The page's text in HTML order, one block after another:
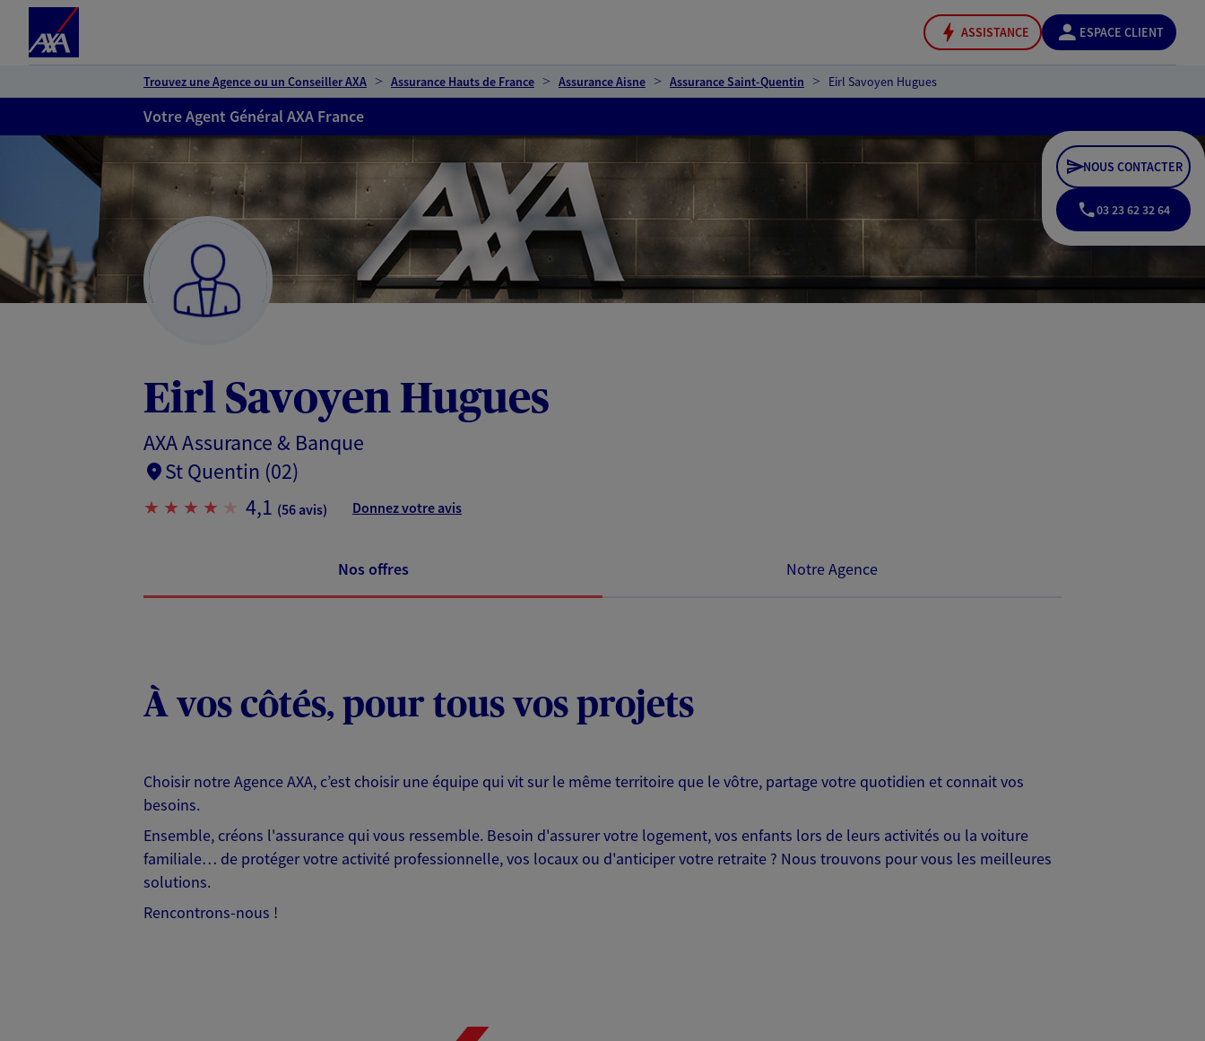
ASSISTANCE ESPACE CLIENT
Trouvez une Agence ou un Conseiller AXA Assurance Hauts de France Assurance Aisne Assurance Saint-Quentin Eirl Savoyen Hugues
Votre Agent Général AXA France
Eirl Savoyen Hugues
AXA Assurance & Banque
St Quentin (02)
4,1 (56 avis) Donnez votre avis
NOUS CONTACTER
03 23 62 32 64
Nos offres Notre Agence
À vos côtés, pour tous vos projets
Choisir notre Agence AXA, c’est choisir une équipe qui vit sur le même territoire que le vôtre, partage votre quotidien et connait vos
besoins.
Ensemble, créons l'assurance qui vous ressemble. Besoin d'assurer votre logement, vos enfants lors de leurs activités ou la voiture
familiale… de protéger votre activité professionnelle, vos locaux ou d'anticiper votre retraite ? Nous trouvons pour vous les meilleures
solutions.
Rencontrons-nous !